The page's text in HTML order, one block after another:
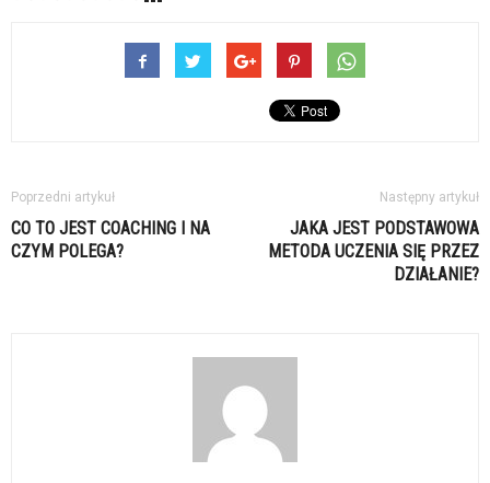
Poprzedni artykuł
CO TO JEST COACHING I NA
CZYM POLEGA?
Następny artykuł
JAKA JEST PODSTAWOWA
METODA UCZENIA SIĘ PRZEZ
DZIAŁANIE?